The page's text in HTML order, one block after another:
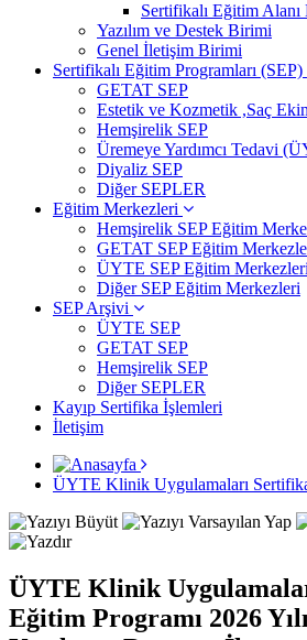
Sertifikalı Eğitim
Yazılım ve Destek Birimi
Genel İletişim Birimi
Sertifikalı Eğitim Programları (SEP)
GETAT SEP
Estetik ve Kozmetik ,Saç
Hemşirelik SEP
Üremeye Yardımcı Tedavi
Diyaliz SEP
Diğer SEPLER
Eğitim Merkezleri
Hemşirelik SEP Eğitim
GETAT SEP Eğitim
ÜYTE SEP Eğitim Merkezleri
Diğer SEP Eğitim Merkezleri
SEP Arşivi
ÜYTE SEP
GETAT SEP
Hemşirelik SEP
Diğer SEPLER
Kayıp Sertifika İşlemleri
İletişim
ÜYTE Klinik Uygulamaları
ÜYTE Klinik
Eğitim Programı 2026